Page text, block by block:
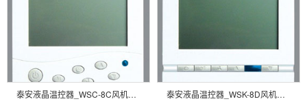
泰安液晶温控器_WSC-8C风机盘管温控器 泰安液晶温控器_WSK-8D风机盘管温控器